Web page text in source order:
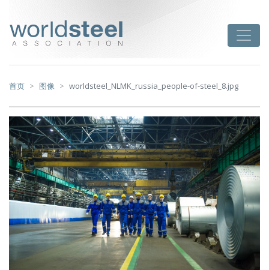
首页 图像 worldsteel_NLMK_russia_people-of-steel_8.jpg